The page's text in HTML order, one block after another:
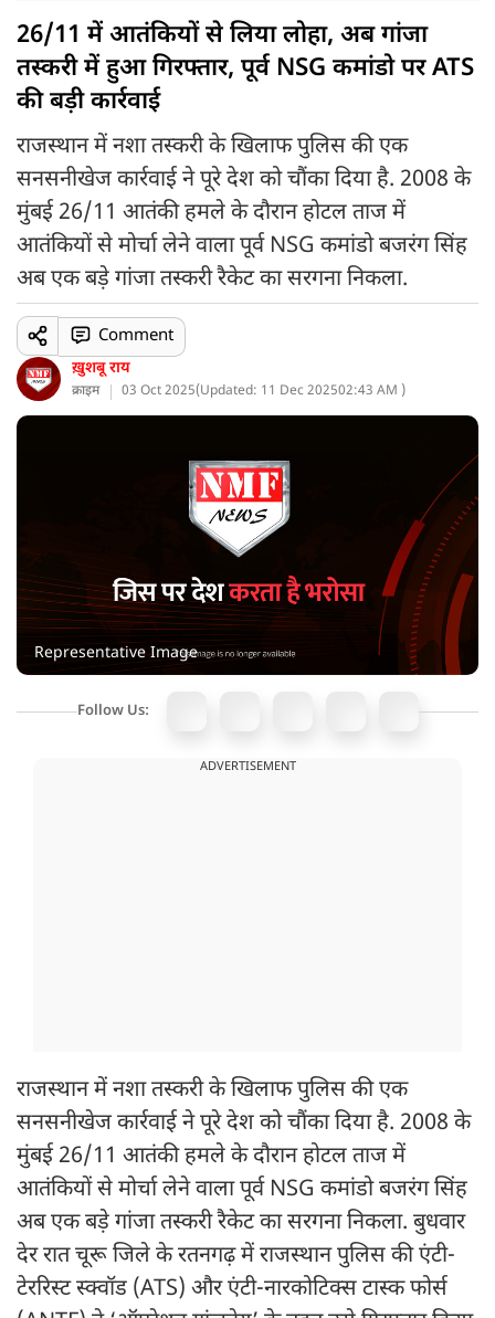
26/11 में आतंकियों से लिया लोहा, अब गांजा
तस्करी में हुआ गिरफ्तार, पूर्व NSG कमांडो पर ATS
की बड़ी कार्रवाई
राजस्थान में नशा तस्करी के खिलाफ पुलिस की एक
सनसनीखेज कार्रवाई ने पूरे देश को चौंका दिया है. 2008 के
मुंबई 26/11 आतंकी हमले के दौरान होटल ताज में
आतंकियों से मोर्चा लेने वाला पूर्व NSG कमांडो बजरंग सिंह
अब एक बड़े गांजा तस्करी रैकेट का सरगना निकला.
ख़ुशबू राय
क्राइम 03 Oct 2025(Updated: 11 Dec 202502:43 AM )
Comment
Representative Image
Follow Us:
ADVERTISEMENT
राजस्थान में नशा तस्करी के खिलाफ पुलिस की एक
सनसनीखेज कार्रवाई ने पूरे देश को चौंका दिया है. 2008 के
मुंबई 26/11 आतंकी हमले के दौरान होटल ताज में
आतंकियों से मोर्चा लेने वाला पूर्व NSG कमांडो बजरंग सिंह
अब एक बड़े गांजा तस्करी रैकेट का सरगना निकला. बुधवार
देर रात चूरू जिले के रतनगढ़ में राजस्थान पुलिस की एंटी-
टेररिस्ट स्क्वॉड (ATS) और एंटी-नारकोटिक्स टास्क फोर्स